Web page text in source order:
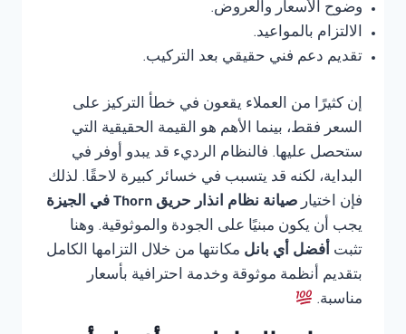
وضوح الأسعار والعروض.
الالتزام بالمواعيد.
تقديم دعم فني حقيقي بعد التركيب.
إن كثيرًا من العملاء يقعون في خطأ التركيز على
السعر فقط، بينما الأهم هو القيمة الحقيقية التي
ستحصل عليها. فالنظام الرديء قد يبدو أوفر في
البداية، لكنه قد يتسبب في خسائر كبيرة لاحقًا. لذلك
فإن اختيار صيانة نظام انذار حريق Thorn في الجيزة
يجب أن يكون مبنيًا على الجودة والموثوقية. وهنا
تثبت أفضل أي بانل مكانتها من خلال التزامها الكامل
بتقديم أنظمة موثوقة وخدمة احترافية بأسعار
مناسبة.